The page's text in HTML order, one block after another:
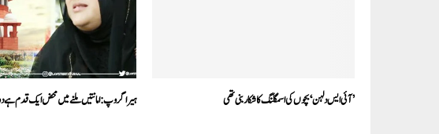
’آئی ایس دلہن‘ بچوں کی اسمگلنگ کا شکار بنی تھی ہیرا گروپ:امانتیں ملنے میں محض ایک قدم ہے